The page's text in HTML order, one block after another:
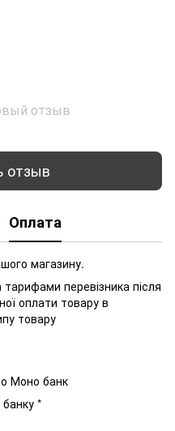
отзыв
отзыв
Оплата
магазину.
перевізника після
оплати товару в
товару
Моно банк
*